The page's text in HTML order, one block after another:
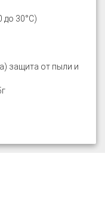
до 30°C)
защита от пыли и